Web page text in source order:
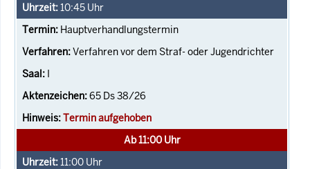
10:45 Uhr
Hauptverhandlungstermin
Verfahren vor dem Straf- oder Jugendrichter
I
65 Ds 38/26
Termin aufgehoben
Ab 11:00 Uhr
11:00 Uhr